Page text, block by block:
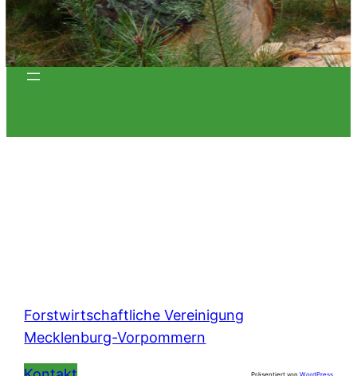
Forstwirtschaftliche Vereinigung
Mecklenburg-Vorpommern
Präsentiert von WordPress